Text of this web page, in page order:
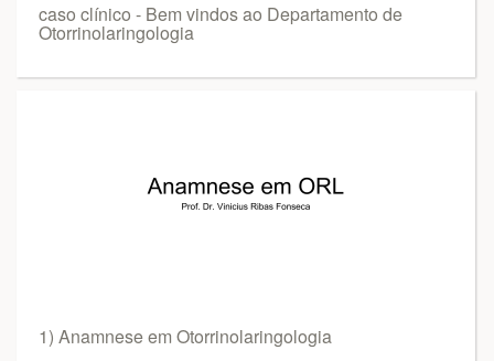
caso clínico - Bem vindos ao Departamento de
Otorrinolaringologia
1) Anamnese em Otorrinolaringologia